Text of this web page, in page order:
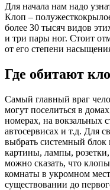
Для начала нам надо
Клоп –
более 30 тысяч видов
и три пары ног. Стоит
от его степени
Где обитают
Самый главный враг
могут поселиться в
номерах, на вокзальных
автосервисах и т.д. Для
выбрать системный
картины, лампы,
можно сказать, что
комнаты в укромном
существовании до